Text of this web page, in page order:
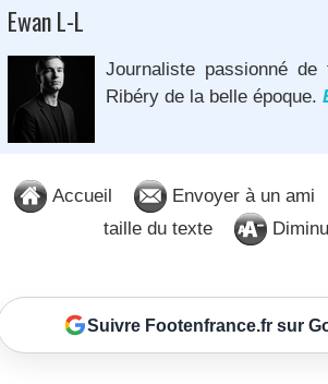
Ewan L-L
Journaliste passionné
Ribéry de la belle époque.
Accueil Envoyer à un ami
taille du texte
Suivre Footenfrance.fr sur